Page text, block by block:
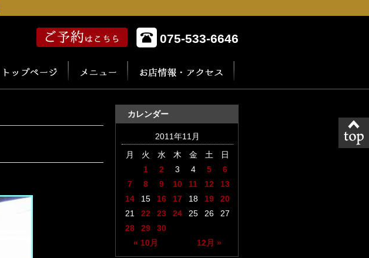
075-533-6646
カレンダー
2011年11月
月
火 水 木 金 土 日
« 10月 12月 »
1 2 3 4 5
6
7
8 9 10 11 12
13
14
15 16 17 18 19
20
21
22 23 24 25 26
27
28
29 30